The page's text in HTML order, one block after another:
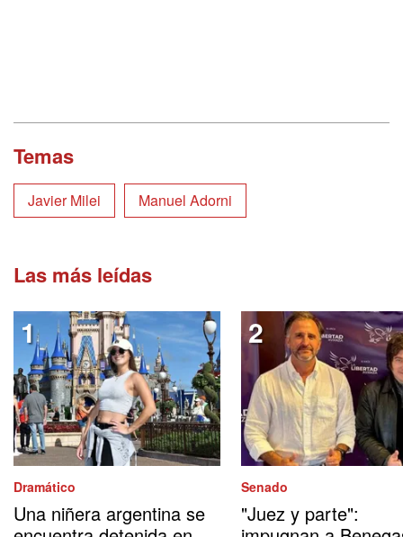
Temas
Javier Milei Manuel Adorni
Las más leídas
Dramático
Una niñera argentina se
Senado
"Juez y parte":